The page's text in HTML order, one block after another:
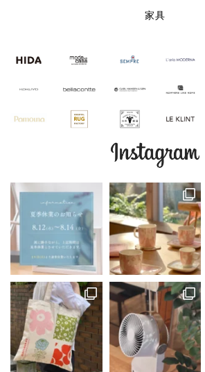
家具